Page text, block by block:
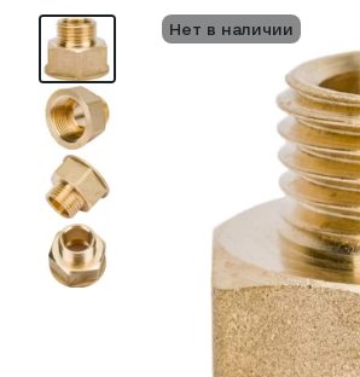
Нет в наличии